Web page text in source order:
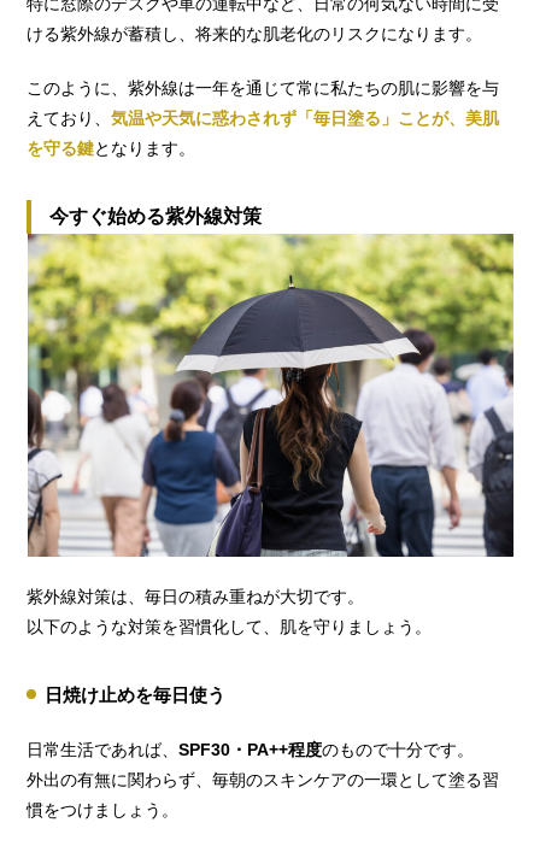
ける紫外線が蓄積し、将来的な肌老化のリスクになります。
このように、紫外線は一年を通じて常に私たちの肌に影響を与
えており、気温や天気に惑わされず「毎日塗る」ことが、美肌
を守る鍵となります。
今すぐ始める紫外線対策
紫外線対策は、毎日の積み重ねが大切です。
以下のような対策を習慣化して、肌を守りましょう。
日焼け止めを毎日使う
日常生活であれば、SPF30・PA++程度のもので十分です。
外出の有無に関わらず、毎朝のスキンケアの一環として塗る習
慣をつけましょう。